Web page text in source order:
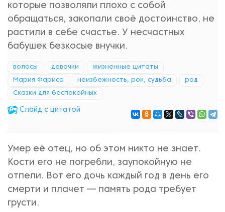
которые позволяли плохо с собой
обращаться, закопали своё достоинство, не
растили в себе счастье. У несчастных
бабушек безкосые внучки.
волосы девочки жизненные цитаты
Мария Фариса неизбежность, рок, судьба род
Сказки для беспокойных
Cлайд с цитатой
Умер её отец, но об этом никто не знает.
Кости его не погребли, заупокойную не
отпели. Вот его дочь каждый год в день его
смерти и плачет — память рода требует
грусти.